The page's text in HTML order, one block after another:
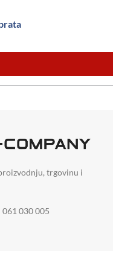
trgovinu i
030 005